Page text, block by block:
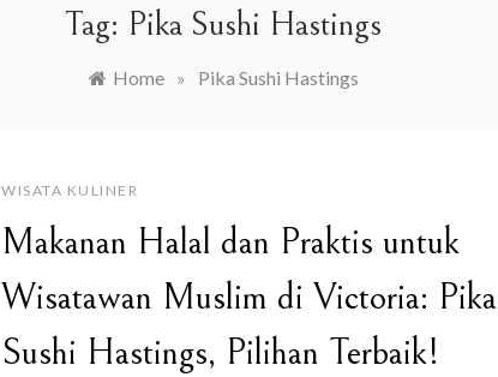
Tag: Pika Sushi Hastings
Home » Pika Sushi Hastings
WISATA KULINER
Makanan Halal dan Praktis untuk
Wisatawan Muslim di Victoria: Pika
Sushi Hastings, Pilihan Terbaik!